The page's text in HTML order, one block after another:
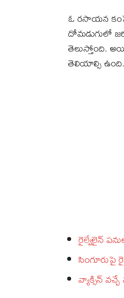
ఓ రసాయన
దోమడుగులో
తెలుస్తోంది.
తెలియాల్సి ఉంది.
రైల్వేలైన్‌
సింగూరుపై
వ్యాక్సిన్‌ వచ్చే